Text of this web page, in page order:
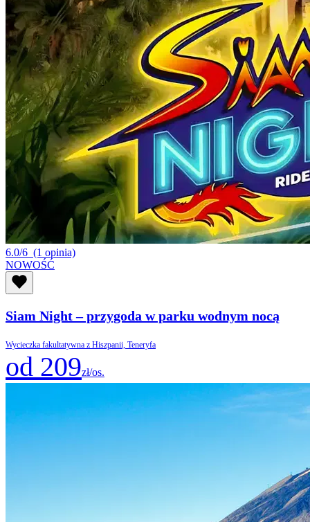
6.0/6 (1 opinia)
NOWOŚĆ
Siam Night – przygoda w parku wodnym nocą
Wycieczka fakultatywna z Hiszpanii, Teneryfa
od 209zł/os.